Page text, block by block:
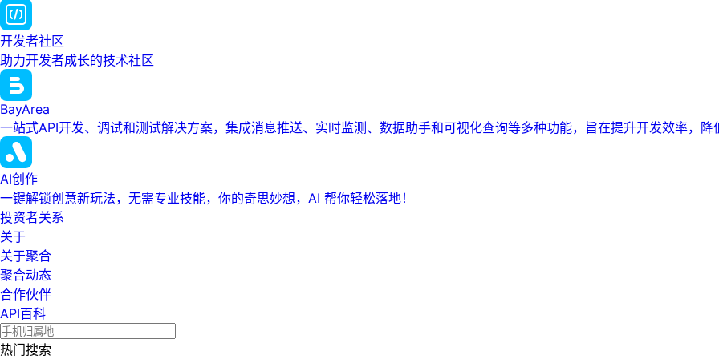
开发者社区
助力开发者成长的技术社区
BayArea
一站式API开发、调试和测试解决方案，集成消息推送、实时监测、数据助手和可视化查询等多种功能，旨在提升开发效率，降
AI创作
一键解锁创意新玩法，无需专业技能，你的奇思妙想，AI 帮你轻松落地！
投资者关系
关于
关于聚合
聚合动态
合作伙伴
API百科
热门搜索